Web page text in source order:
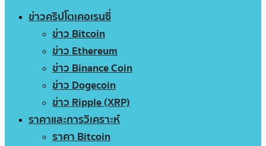
ข่าวคริปโตเคอเรนซี่
ข่าว Bitcoin
ข่าว Ethereum
ข่าว Binance Coin
ข่าว Dogecoin
ข่าว Ripple (XRP)
ราคาและการวิเคราะห์
ราคา Bitcoin